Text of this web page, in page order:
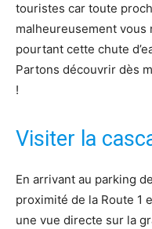
touristes car toute
malheureusement vous
pourtant cette chute
Partons découvrir dès
!
Visiter la
En arrivant au parking
proximité de la Route 1
une vue directe sur la